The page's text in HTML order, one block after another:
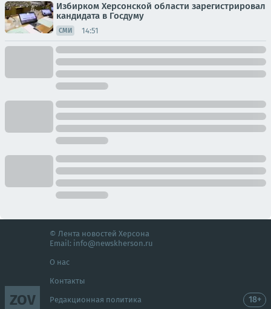
Избирком Херсонской области зарегистрировал
кандидата в Госдуму
СМИ 14:51
ZOV
© Лента новостей Херсона
Email: info@newskherson.ru
О нас
Контакты
Редакционная политика 18+